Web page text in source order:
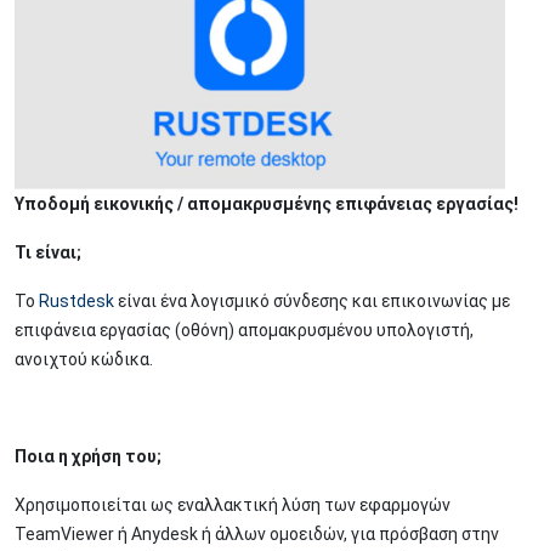
Υποδομή εικονικής / απομακρυσμένης επιφάνειας εργασίας!
Τι είναι;
Το Rustdeskείναι ένα λογισμικό σύνδεσης και επικοινωνίας με
επιφάνεια εργασίας (οθόνη) απομακρυσμένου υπολογιστή,
ανοιχτού κώδικα.
Ποια η χρήση του;
Χρησιμοποιείται ως εναλλακτική λύση των εφαρμογών
TeamViewer ή Anydesk ή άλλων ομοειδών, για πρόσβαση στην